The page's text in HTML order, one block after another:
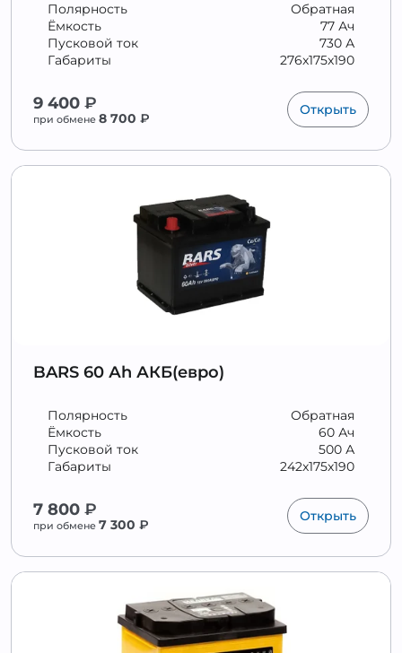
Обратная
Полярность
77 Ач
Ёмкость
730 А
Пусковой ток
276x175x190
Габариты
9 400 ₽
при обмене 8 700 ₽
Открыть
BARS 60 Аh АКБ(евро)
Обратная
Полярность
60 Ач
Ёмкость
500 А
Пусковой ток
242x175x190
Габариты
7 800 ₽
при обмене 7 300 ₽
Открыть